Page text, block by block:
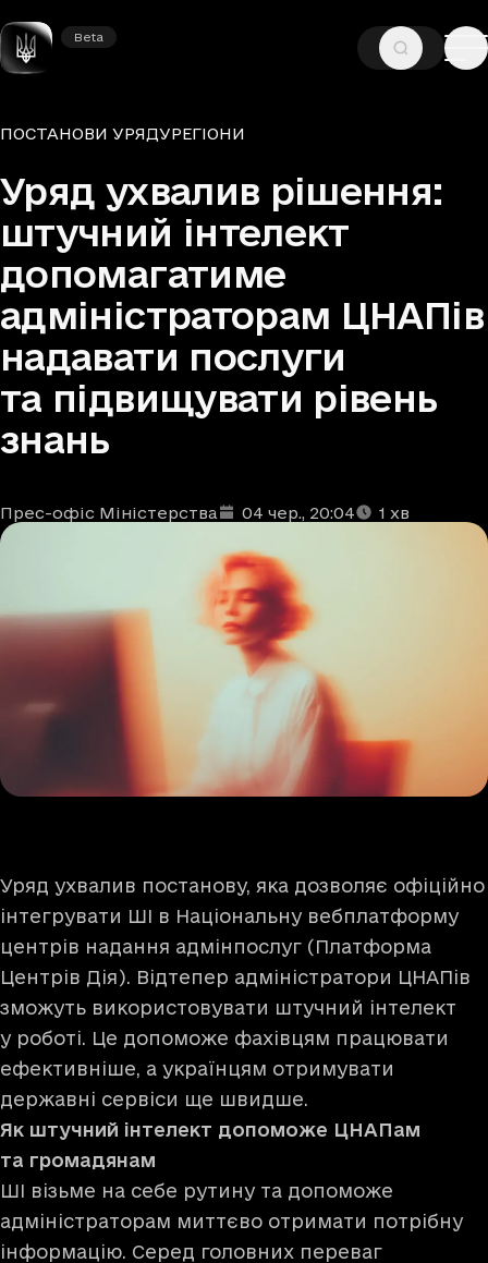
Beta
Beta
ГОЛОВНА—НОВИНИ—ПОСТАНОВИ УРЯДУ
Рубрики
ПОСТАНОВИ УРЯДУРЕГІОНИ
Уряд ухвалив рішення:
штучний інтелект
допомагатиме
адміністраторам ЦНАПів
надавати послуги
та підвищувати рівень
знань
Автори
Прес-офіс Міністерства
Дата та час публікації: 04 чер., 20:04
Час читання: 1 хв
Уряд ухвалив постанову, яка дозволяє офіційно
інтегрувати ШІ в Національну вебплатформу
центрів надання адмінпослуг (Платформа
Центрів Дія). Відтепер адміністратори ЦНАПів
зможуть використовувати штучний інтелект
у роботі. Це допоможе фахівцям працювати
ефективніше, а українцям отримувати
державні сервіси ще швидше.
Як штучний інтелект допоможе ЦНАПам
та громадянам
ШІ візьме на себе рутину та допоможе
адміністраторам миттєво отримати потрібну
інформацію. Серед головних переваг